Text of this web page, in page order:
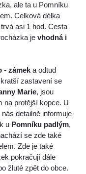
ale ta u Pomníku
Celková délka
asi 1 hod. Cesta
jevhodná i
- zámek a odtud
zastavení se
Marie, jsou
na protější kopce. U
detailně informuje
u Pomníku padlým,
se zde také
Zde je také
pokračují dále
žluté zpět do obce.